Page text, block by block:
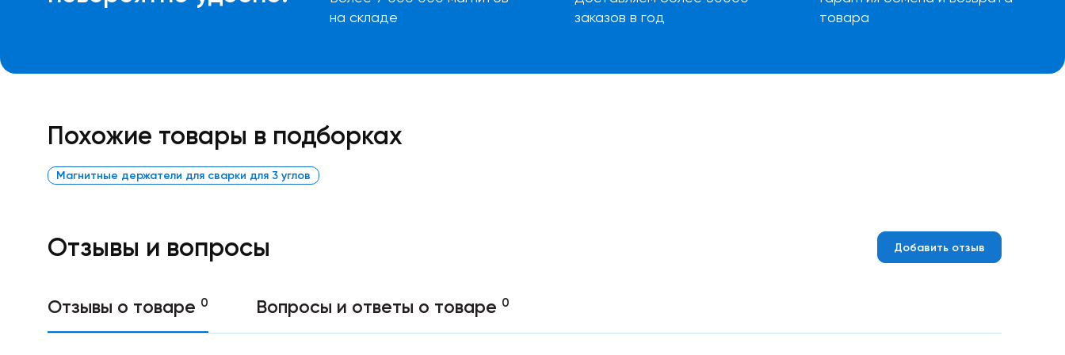
Без
с
слоем
Толщиной
Толщиной
0.7
0.9
мм
Толщиной
на складе
заказов в год
товара
Похожие товары в подборках
Магнитные держатели для сварки для 3 углов
Отзывы и вопросы Добавить отзыв
Отзывы о товаре 0 Вопросы и ответы о товаре 0